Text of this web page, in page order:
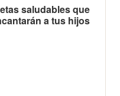
saludables que
a tus hijos